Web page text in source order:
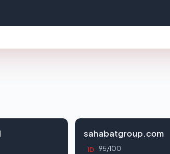
sahabatgroup.com
ID 95/100